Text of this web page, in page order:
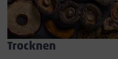
Trocknen